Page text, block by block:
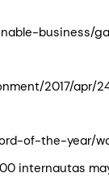
business/
2017/
of-the-year/
internautas